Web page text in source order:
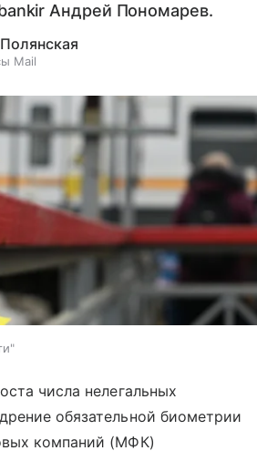
Андрей Пономарев.
Mail
числа нелегальных
обязательной биометрии
компаний (МФК)